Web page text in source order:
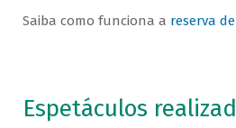
Saiba como funciona a reserva
Espetáculos